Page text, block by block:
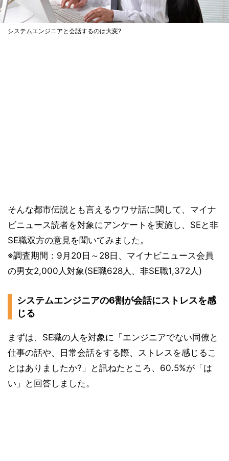
システムエンジニアと会話するのは大変?
そんな都市伝説とも言えるウワサ話に関して、マイナ
ビニュース読者を対象にアンケートを実施し、SEと非
SE職双方の意見を聞いてみました。
※調査期間：9月20日～28日、マイナビニュース会員
の男女2,000人対象(SE職628人、非SE職1,372人)
システムエンジニアの6割が会話にストレスを感
じる
まずは、SE職の人を対象に「エンジニアでない同僚と
仕事の話や、日常会話をする際、ストレスを感じるこ
とはありましたか?」と訊ねたところ、60.5%が「は
い」と回答しました。